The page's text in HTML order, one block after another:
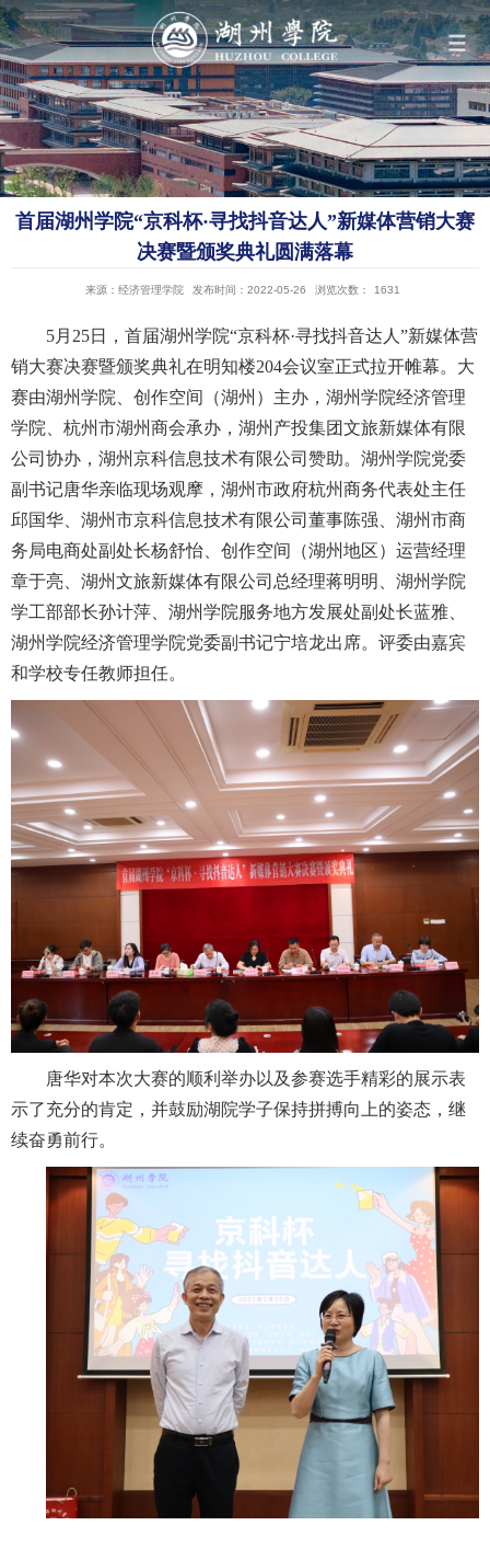
导航
学院概况
队伍建设
招生就业
合作交流
信息服务
数字湖院
OA办公
学校邮箱
领导信箱
语言
首届湖州学院“京科杯·寻找抖音达人”新媒体营销大赛
决赛暨颁奖典礼圆满落幕
来源：经济管理学院 发布时间：2022-05-26 浏览次数： 1631
5月25日，首届湖州学院“京科杯·寻找抖音达人”新媒体营
销大赛决赛暨颁奖典礼在明知楼204会议室正式拉开帷幕。大
赛由湖州学院、创作空间（湖州）主办，湖州学院经济管理
学院、杭州市湖州商会承办，湖州产投集团文旅新媒体有限
公司协办，湖州京科信息技术有限公司赞助。湖州学院党委
副书记唐华亲临现场观摩，湖州市政府杭州商务代表处主任
邱国华、湖州市京科信息技术有限公司董事陈强、湖州市商
务局电商处副处长杨舒怡、创作空间（湖州地区）运营经理
章于亮、湖州文旅新媒体有限公司总经理蒋明明、湖州学院
学工部部长孙计萍、湖州学院服务地方发展处副处长蓝雅、
湖州学院经济管理学院党委副书记宁培龙出席。评委由嘉宾
和学校专任教师担任。
唐华对本次大赛的顺利举办以及参赛选手精彩的展示表
示了充分的肯定，并鼓励湖院学子保持拼搏向上的姿态，继
续奋勇前行。